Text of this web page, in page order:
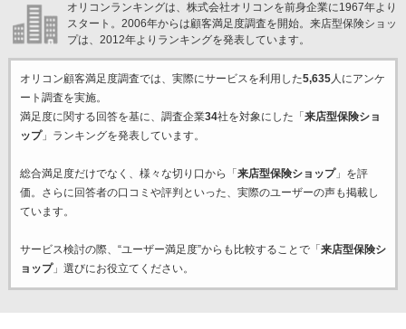
オリコンランキングは、株式会社オリコンを前身企業に1967年より
スタート。2006年からは顧客満足度調査を開始。来店型保険ショッ
プは、2012年よりランキングを発表しています。
オリコン顧客満足度調査では、実際にサービスを利用した5,635人にアンケ
ート調査を実施。
満足度に関する回答を基に、調査企業34社を対象にした「 来店型保険ショ
ップ」ランキングを発表しています。
総合満足度だけでなく、様々な切り口から「 来店型保険ショップ」を評
価。さらに回答者の口コミや評判といった、実際のユーザーの声も掲載し
ています。
サービス検討の際、“ユーザー満足度”からも比較することで「 来店型保険シ
ョップ」選びにお役立てください。